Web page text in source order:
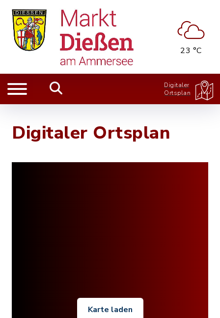
23 °C
Digitaler
Ortsplan
Digitaler Ortsplan
Karte laden